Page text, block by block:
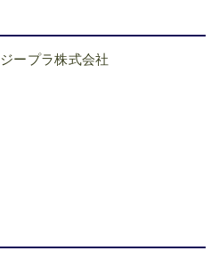
ジープラ株式会社